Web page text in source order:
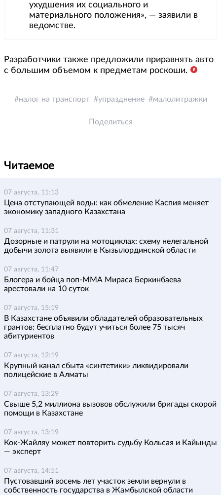
ухудшения их социального и
материального положения», — заявили в
ведомстве.
Разработчики также предложили приравнять авто
с большим объемом к предметам роскоши.
налог на транспорт упразднение малолитражки
Поделиться
Читаемое
07 августа, 11:13
Цена отступающей воды: как обмеление Каспия меняет
экономику западного Казахстана
07 августа, 11:31
Дозорные и патрули на мотоциклах: схему нелегальной
добычи золота выявили в Кызылординской области
07 августа, 11:47
Блогера и бойца поп-ММА Мираса Беркинбаева
арестовали на 10 суток
07 августа, 15:19
В Казахстане объявили обладателей образовательных
грантов: бесплатно будут учиться более 75 тысяч
абитуриентов
07 августа, 12:19
Крупный канал сбыта «синтетики» ликвидировали
полицейские в Алматы
07 августа, 13:29
Свыше 5,2 миллиона вызовов обслужили бригады скорой
помощи в Казахстане
07 августа, 13:19
Кок-Жайляу может повторить судьбу Кольсая и Кайынды
— эксперт
07 августа, 14:51
Пустовавший восемь лет участок земли вернули в
собственность государства в Жамбылской области